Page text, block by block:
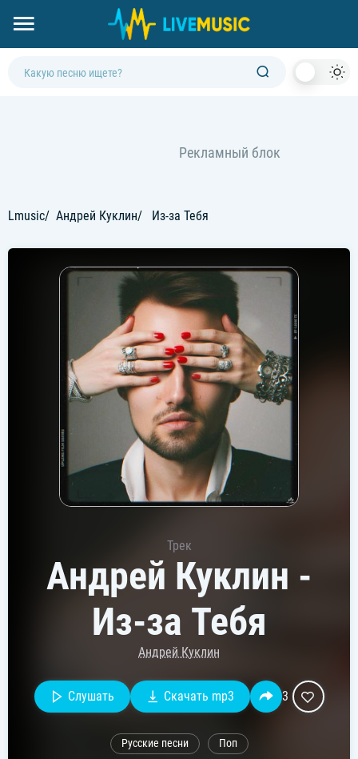
Lmusic Андрей Куклин Из-за Тебя
Трек
Андрей Куклин -
Из-за Тебя
Андрей Куклин
Слушать Скачать mp3 3
Русские песни Поп